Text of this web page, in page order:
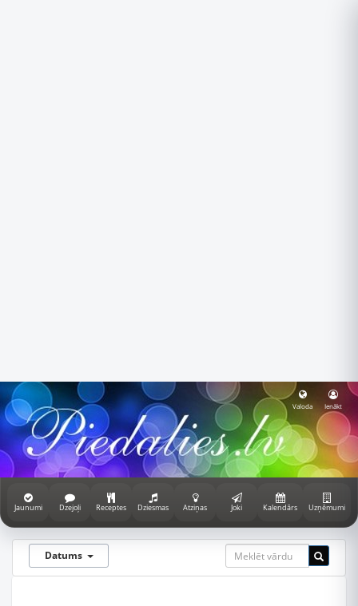
Valoda Ienākt
Jaunumi Dzejoļi Receptes Dziesmas Atziņas Joki Kalendārs Uzņēmumi
Datums